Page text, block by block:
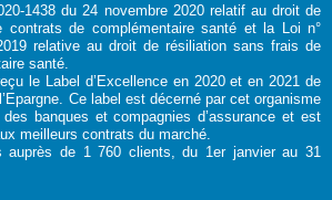
1438 du 24 novembre 2020 relatif au droit de
contrats de complémentaire santé et la Loi n°
relative au droit de résiliation sans frais de
santé.
le Label d’Excellence en 2020 et en 2021 de
Ce label est décerné par cet organisme
banques et compagnies d’assurance et est
meilleurs contrats du marché.
auprès de 1 760 clients, du 1er janvier au 31